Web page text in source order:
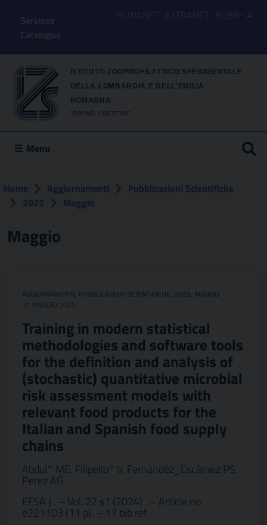
⋮
Services
Catalogue
INTRANET EXTRANET RUBRICA
ISTITUTO ZOOPROFILATTICO SPERIMENTALE
DELLA LOMBARDIA E DELL'EMILIA
ROMAGNA
"BRUNO UBERTINI"
Menu
Home Aggiornamenti
Pubblicazioni Scientifiche
2025
Maggio
Maggio
AGGIORNAMENTI, PUBBLICAZIONI SCIENTIFICHE, 2025, MAGGIO
31 MAGGIO 2025
Training in modern statistical
methodologies and software tools
for the definition and analysis of
(stochastic) quantitative microbial
risk assessment models with
relevant food products for the
Italian and Spanish food supply
chains
Abdul° ME, Filipello° V, Fernandèz_Escàmez PS,
Perez AG
EFSA J . – Vol. 22 s1 (2024) . – Article no.
e221103 (11 p). – 17 bib ref